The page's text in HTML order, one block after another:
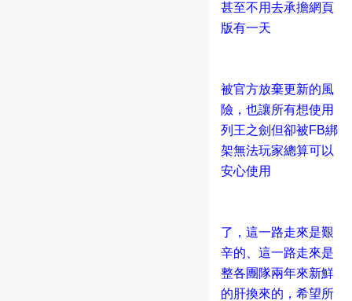
甚至不用去承擔網頁
版有一天
被官方放棄更新的風
險，也讓所有想使用
列王之劍但卻被FB綁
架無法玩家總算可以
安心使用
了，這一路走來是艱
辛的、這一路走來是
整各團隊兩年來新鮮
的肝換來的，希望所